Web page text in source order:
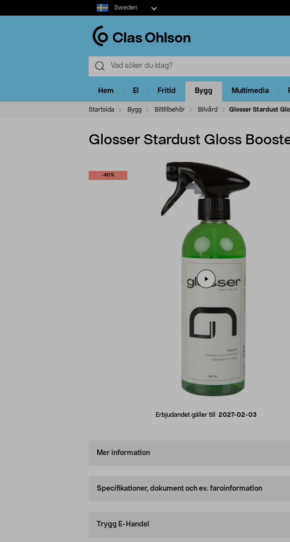
Select
market
Sweden
Hem El Fritid Bygg Multimedia
Startsida Bygg Biltillbehör Bilvård Glosser Stardust
Glosser Stardust Gloss
-40%
Erbjudandet gäller till 2027-02-03
Mer information
Specifikationer, dokument och ev. faroinformation
Trygg E-Handel